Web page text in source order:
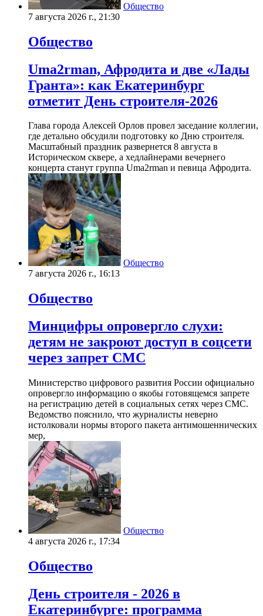
Общество
7 августа 2026 г., 21:30
Общество
Uma2rman, Афродита и две «Лады
Гранта»: как Екатеринбург
отметит День строителя-2026
Глава города Алексей Орлов провел заседание коллегии,
где детально обсудили подготовку ко Дню строителя.
Масштабный праздник развернется 8 августа в
Историческом сквере, а хедлайнерами вечернего
концерта станут группа Uma2rman и певица Афродита.
Общество
7 августа 2026 г., 16:13
Общество
Минцифры опровергло слухи:
детям не закроют доступ в соцсети
через запрет СМС
Министерство цифрового развития России официально
опровергло информацию о якобы готовящемся запрете
на регистрацию детей в социальных сетях через СМС.
Ведомство пояснило, что журналисты неверно
истолковали нормы второго пакета антимошеннических
мер,
Общество
4 августа 2026 г., 17:34
Общество
День строителя - 2026 в
Екатеринбурге: программа